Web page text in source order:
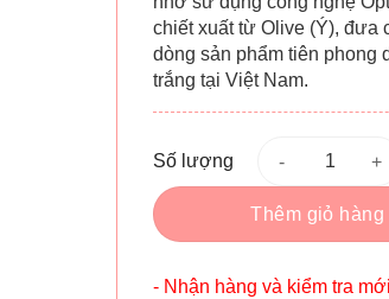
chiết xuất từ ​​Olive (Ý), đưa
dòng sản phẩm tiên phong
trắng tại Việt Nam.
Số lượng
Thêm giỏ hàng
- Nhận hàng và kiểm tra